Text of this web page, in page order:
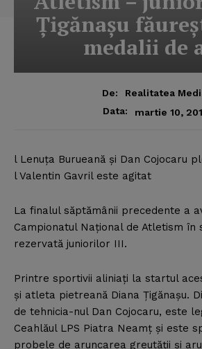
Ţigănaşu
medalii de
De:
Realitatea
Data:
martie 10,
l Lenuţa Burueană şi Dan Cojocaru
l Valentin Gavril este agitat
La finalul săptămânii precedente a
Campionatul Naţional de Atletism în
rezervată juniorilor III.
Printre sportivii aliniaţi la startul
şi atleta pietreană Diana Ţigănaşu.
de tehnicia-nul Dan Cojocaru, este
Ceahlăul LPS Piatra Neamţ şi este
probele de aruncarea greutăţii şi